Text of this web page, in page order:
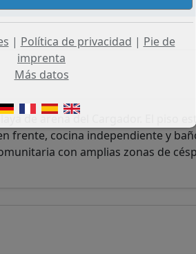
de arena del Cargador. El piso
frente, cocina independiente y
con amplias zonas de
| Política de privacidad | Pie de
imprenta
Más datos